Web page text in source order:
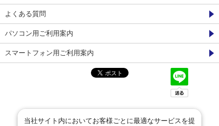
よくある質問
パソコン用ご利用案内
スマートフォン用ご利用案内
当社サイト内においてお客様ごとに最適なサービスを提